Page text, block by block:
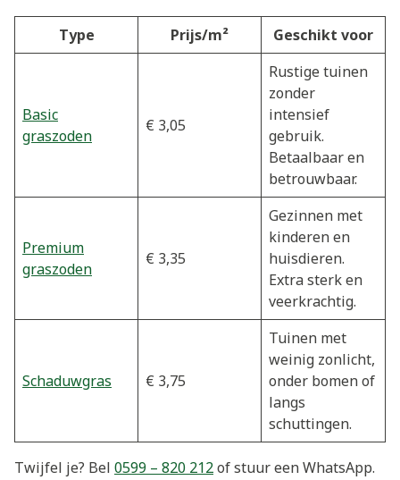
Type Prijs/m² Geschikt voor
Basic
graszoden
€ 3,05
Rustige tuinen
zonder
intensief
gebruik.
Betaalbaar en
betrouwbaar.
Premium
graszoden
€ 3,35
Gezinnen met
kinderen en
huisdieren.
Extra sterk en
veerkrachtig.
Schaduwgras € 3,75
Tuinen met
weinig zonlicht,
onder bomen of
langs
schuttingen.
Twijfel je? Bel 0599 – 820 212of stuur een WhatsApp.